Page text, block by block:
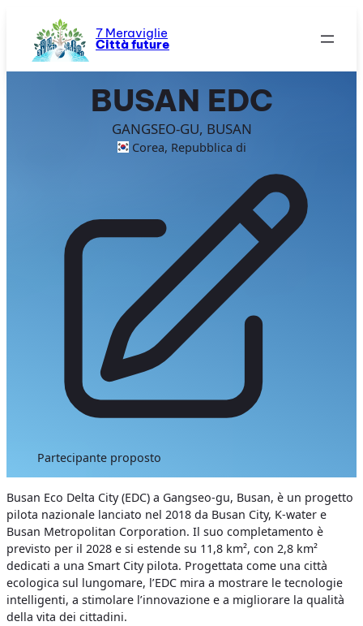
contenuto
7 Meraviglie
Città future
BUSAN EDC
GANGSEO-GU, BUSAN
Corea, Repubblica di
Partecipante proposto
Busan Eco Delta City (EDC) a Gangseo-gu, Busan, è un progetto
pilota nazionale lanciato nel 2018 da Busan City, K-water e
Busan Metropolitan Corporation. Il suo completamento è
previsto per il 2028 e si estende su 11,8 km², con 2,8 km²
dedicati a una Smart City pilota. Progettata come una città
ecologica sul lungomare, l’EDC mira a mostrare le tecnologie
intelligenti, a stimolare l’innovazione e a migliorare la qualità
della vita dei cittadini.